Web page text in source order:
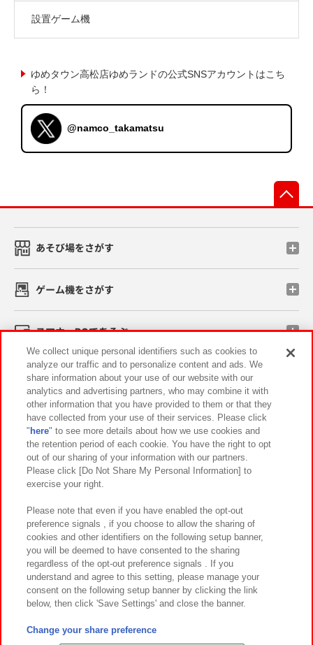
設置ゲーム機
ゆめタウン高松店ゆめランドの公式SNSアカウントはこち
ら！
@namco_takamatsu
あそび場をさがす
ゲーム機をさがす
スマホ・PCであそぶ
イベント・キャンペーン
関連会社 サステナビリティ サイトポリシー
プライバシーポリシー ウェブアクセシビリティ方針と検証結果
お取引先さまとともに
カスタマーハラスメント対応方針 よくあるご質問・お問い合わせ
©Bandai Namco Amusement Inc.
©Bandai Namco Amusement Lab Inc.
We collect unique personal identifiers such as cookies to
analyze our traffic and to personalize content and ads. We
share information about your use of our website with our
analytics and advertising partners, who may combine it with
other information that you have provided to them or that they
have collected from your use of their services. Please click
" here" to see more details about how we use cookies and
the retention period of each cookie. You have the right to opt
out of our sharing of your information with our partners.
Please click [Do Not Share My Personal Information] to
exercise your right.
Please note that even if you have enabled the opt-out
preference signals , if you choose to allow the sharing of
cookies and other identifiers on the following setup banner,
you will be deemed to have consented to the sharing
regardless of the opt-out preference signals . If you
understand and agree to this setting, please manage your
consent on the following setup banner by clicking the link
below, then click 'Save Settings' and close the banner.
Change your share preference